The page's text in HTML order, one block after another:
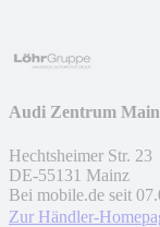
Audi Zentrum
Hechtsheimer Str. 23
DE-55131 Mainz
Bei mobile.de seit
Zur Händler-